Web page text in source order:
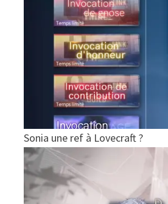
Sonia une ref à Lovecraft ?